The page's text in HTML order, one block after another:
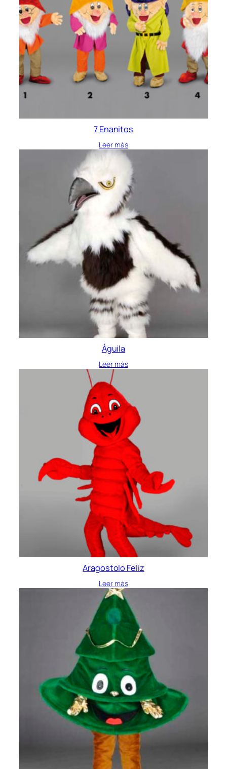
7 Enanitos
Leer más
Águila
Leer más
Aragostolo Feliz
Leer más